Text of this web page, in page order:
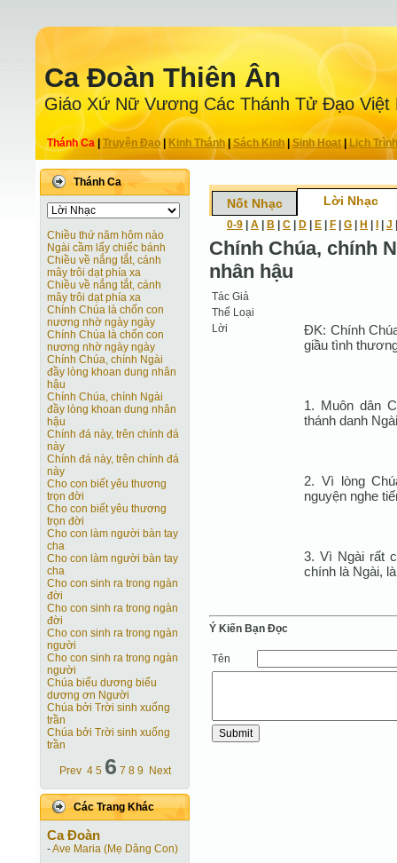
Ca Ðoàn Thiên Ân
Giáo Xứ Nữ Vương Các Thánh Tử Ðạo Việt
Thánh Ca Truyện Ðạo| Kinh Thánh Sách Kinh|Sinh Hoạt| Lịch Trình
Thánh Ca
Chiều thứ năm hôm nào
Ngài cầm lấy chiếc bánh
Chiều về nắng tắt, cánh
mây trôi dạt phía xa
Chiều về nắng tắt, cánh
mây trôi dạt phía xa
Chính Chúa là chốn con
nương nhờ ngày ngày
Chính Chúa là chốn con
nương nhờ ngày ngày
Chính Chúa, chính Ngài
đầy lòng khoan dung nhân
hậu
Chính Chúa, chính Ngài
đầy lòng khoan dung nhân
hậu
Chính đá này, trên chính đá
này
Chính đá này, trên chính đá
này
Cho con biết yêu thương
trọn đời
Cho con biết yêu thương
trọn đời
Cho con làm người bàn tay
cha
Cho con làm người bàn tay
cha
Cho con sinh ra trong ngàn
đời
Cho con sinh ra trong ngàn
đời
Cho con sinh ra trong ngàn
người
Cho con sinh ra trong ngàn
người
Chúa biểu dương biểu
dương ơn Người
Chúa bởi Trời sinh xuống
trần
Chúa bởi Trời sinh xuống
trần
Prev 4 5 6 7 8 9 Next
Các Trang Khác
Ca Ðoàn
-Ave Maria (Mẹ Dâng Con)
Nốt Nhạc Lời Nhạc
0-9 A B C D E F G H J
Chính Chúa, chính
nhân hậu
Tác Giả
Thể Loại
Lời
ÐK: Chính
giầu tình
1. Muôn dân
thánh danh
2. Vì lòng
nguyện nghe
3. Vì Ngài rất
chính là Ngài,
Ý Kiến Bạn Ðọc
Tên